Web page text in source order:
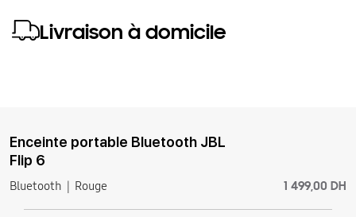
Livraison à domicile
Enceinte portable Bluetooth JBL
Flip 6
Bluetooth Rouge 1 499,00 DH